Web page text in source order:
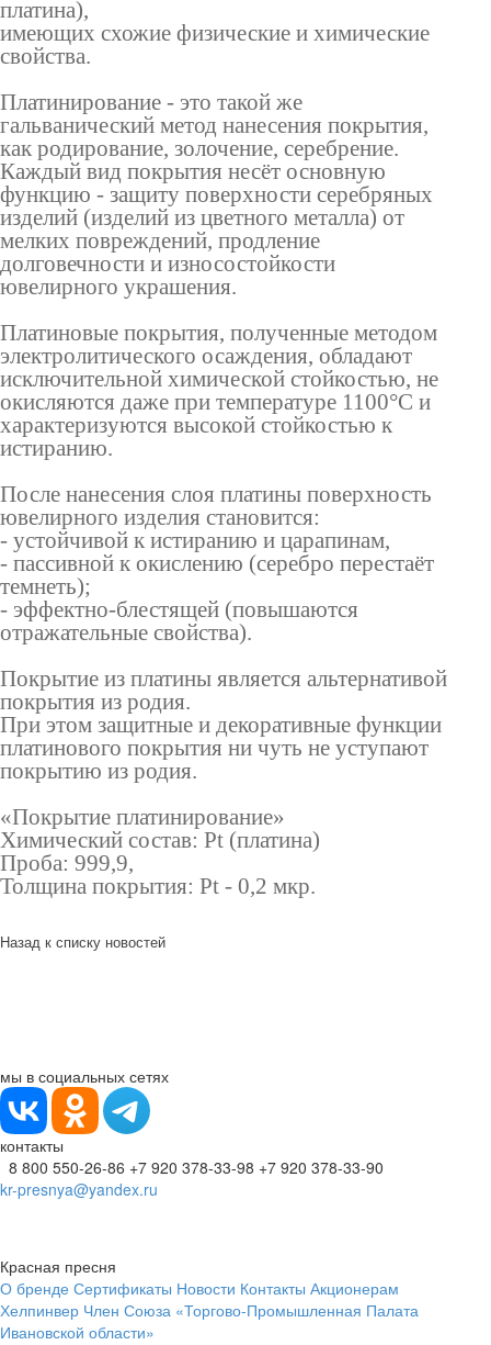
платина),
имеющих схожие физические и химические
свойства.
Платинирование - это такой же
гальванический метод нанесения покрытия,
как родирование, золочение, серебрение.
Каждый вид покрытия несёт основную
функцию - защиту поверхности серебряных
изделий (изделий из цветного металла) от
мелких повреждений, продление
долговечности и износостойкости
ювелирного украшения.
Платиновые покрытия, полученные методом
электролитического осаждения, обладают
исключительной химической стойкостью, не
окисляются даже при температуре 1100°С и
характеризуются высокой стойкостью к
истиранию.
После нанесения слоя платины поверхность
ювелирного изделия становится:
- устойчивой к истиранию и царапинам,
- пассивной к окислению (серебро перестаёт
темнеть);
- эффектно-блестящей (повышаются
отражательные свойства).
Покрытие из платины является альтернативой
покрытия из родия.
При этом защитные и декоративные функции
платинового покрытия ни чуть не уступают
покрытию из родия.
«Покрытие платинирование»
Химический состав: Pt (платина)
Проба: 999,9,
Толщина покрытия: Pt - 0,2 мкр.
Назад к списку новостей
мы в социальных сетях
контакты
8 800 550-26-86 +7 920 378-33-98 +7 920 378-33-90
kr-presnya@yandex.ru
Красная пресня
О бренде Сертификаты Новости Контакты Акционерам
Хелпинвер Член Союза «Торгово-Промышленная Палата
Ивановской области»